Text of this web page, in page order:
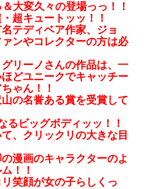
大変久々の登場っっ！！
超キュートッッ！！
テディベア作家、ジョ
ンやコレクターの方は必
リーノさんの作品は、一
どユニークでキャッチー
ゃん！！
の名誉ある賞を受賞して
るビッグボディッッ！！
、クリックリの大きな目
漫画のキャラクターのよ
！！
笑顔が女の子らしくっ